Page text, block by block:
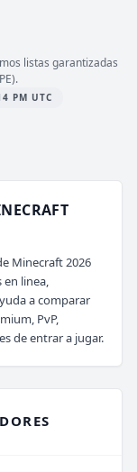
listas garantizadas
PM UTC
Minecraft 2026
en linea,
a comparar
PvP,
de entrar a jugar.